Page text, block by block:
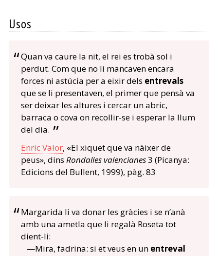
Usos
Quan va caure la nit, el rei es trobà sol i
perdut. Com que no li mancaven encara
forces ni astúcia per a eixir dels entrevals
que se li presentaven, el primer que pensà va
ser deixar les altures i cercar un abric,
barraca o cova on recollir-se i esperar la llum
del dia.
Enric Valor, «El xiquet que va nàixer de
peus», dins Rondalles valencianes3 (Picanya:
Edicions del Bullent, 1999), pàg. 83
Margarida li va donar les gràcies i se n’anà
amb una ametla que li regalà Roseta tot
dient-li:
—Mira, fadrina: si et veus en un entreval